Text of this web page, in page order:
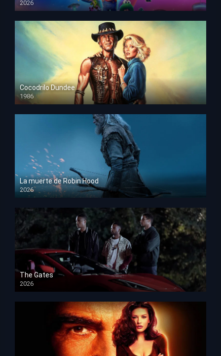
2026
HD 1080p
Cocodrilo Dundee
1986
HD 1080p
La muerte de Robin Hood
2026
HD 1080p
The Gates
2026
HD 1080p